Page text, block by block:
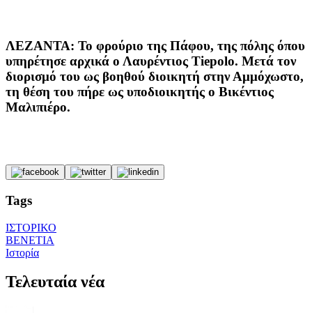
ΛΕΖΑΝΤΑ: Το φρούριο της Πάφου, της πόλης όπου
υπηρέτησε αρχικά ο Λαυρέντιος Τiepolo. Μετά τον
διορισμό του ως βοηθού διοικητή στην Αμμόχωστο,
τη θέση του πήρε ως υποδιοικητής ο Βικέντιος
Μαλιπιέρο.
Tags
ΙΣΤΟΡΙΚΟ
ΒΕΝΕΤΙΑ
Ιστορία
Τελευταία νέα